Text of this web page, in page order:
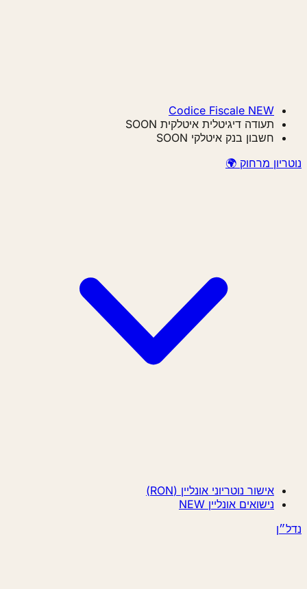
Codice Fiscale NEW
תעודה דיגיטלית איטלקית SOON
חשבון בנק איטלקי SOON
מרחוק 🌍
אישור נוטריוני אונליין (RON)
נישואים אונליין NEW